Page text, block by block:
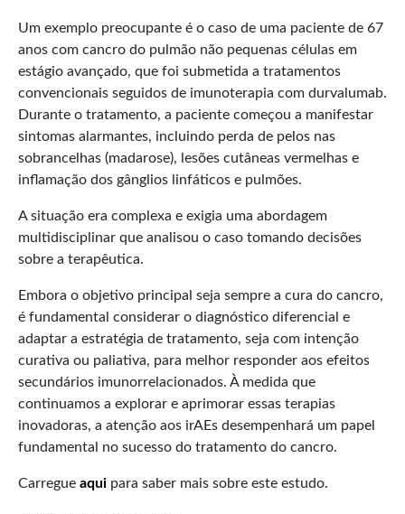
Um exemplo preocupante é o caso de uma paciente de 67
anos com cancro do pulmão não pequenas células em
estágio avançado, que foi submetida a tratamentos
convencionais seguidos de imunoterapia com durvalumab.
Durante o tratamento, a paciente começou a manifestar
sintomas alarmantes, incluindo perda de pelos nas
sobrancelhas (madarose), lesões cutâneas vermelhas e
inflamação dos gânglios linfáticos e pulmões.
A situação era complexa e exigia uma abordagem
multidisciplinar que analisou o caso tomando decisões
sobre a terapêutica.
Embora o objetivo principal seja sempre a cura do cancro,
é fundamental considerar o diagnóstico diferencial e
adaptar a estratégia de tratamento, seja com intenção
curativa ou paliativa, para melhor responder aos efeitos
secundários imunorrelacionados. À medida que
continuamos a explorar e aprimorar essas terapias
inovadoras, a atenção aos irAEs desempenhará um papel
fundamental no sucesso do tratamento do cancro.
Carregue aqui para saber mais sobre este estudo.